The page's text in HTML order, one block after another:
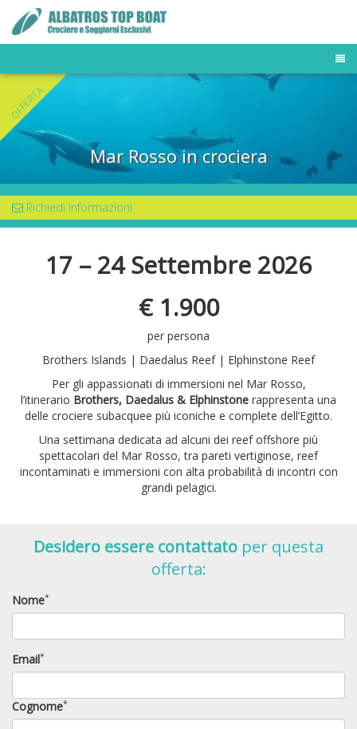
TOUR OPERATOR
FLOTTA MALDIVE
BUSINESS TRAVELER
NEWS & PRESS
OFFERTE E LAST MINUTE
OFFERTA
Mar Rosso in crociera
Richiedi informazioni
17 – 24 Settembre 2026
€ 1.900
per persona
Brothers Islands | Daedalus Reef | Elphinstone Reef
Per gli appassionati di immersioni nel Mar Rosso,
l’itinerario Brothers, Daedalus & Elphinstone rappresenta una
delle crociere subacquee più iconiche e complete dell’Egitto.
Una settimana dedicata ad alcuni dei reef offshore più
spettacolari del Mar Rosso, tra pareti vertiginose, reef
incontaminati e immersioni con alta probabilità di incontri con
grandi pelagici.
Desidero essere contattato per questa
offerta:
Nome*
Email*
Cognome*